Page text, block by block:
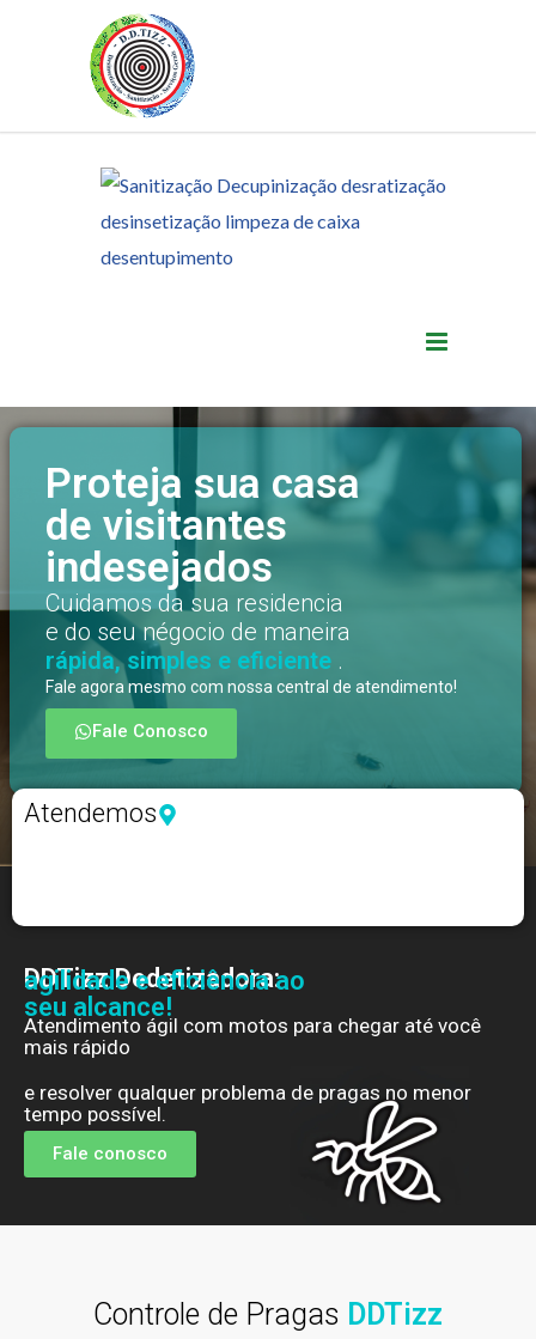
Proteja sua casa
de visitantes
indesejados
Cuidamos da sua residencia
e do seu négocio de maneira
rápida, simples e eficiente .
Fale agora mesmo com nossa central de atendimento!
Fale Conosco
Atendemos
DDTizz Dedetizadora:
agilidade e eficiência ao
seu alcance!
Atendimento ágil com motos para chegar até você
mais rápido
e resolver qualquer problema de pragas no menor
tempo possível.
Fale conosco
Controle de Pragas DDTizz